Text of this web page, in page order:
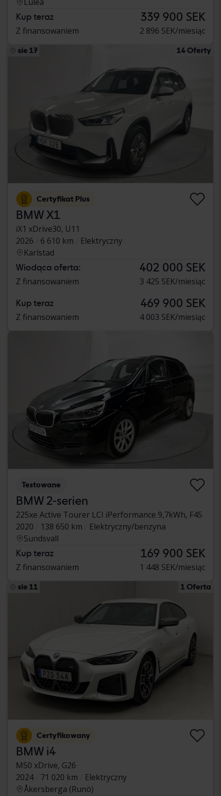
Kup teraz 339 900 SEK
Z finansowaniem 2 896 SEK/miesiąc
sie 17 14 Oferty
Certyfikat Plus
BMW X1
iX1 xDrive30, U11
2026
6 610 km
Elektryczny
Karlstad
Wiodąca oferta: 402 000 SEK
Z finansowaniem 3 425 SEK/miesiąc
Kup teraz 469 900 SEK
Z finansowaniem 4 003 SEK/miesiąc
Testowane
BMW 2-serien
225xe Active Tourer LCI iPerformance 9,7kWh, F45
2020
138 650 km
Elektryczny/benzyna
Sundsvall
Kup teraz 169 900 SEK
Z finansowaniem 1 448 SEK/miesiąc
sie 11 1 Oferta
Certyfikowany
BMW i4
M50 xDrive, G26
2024
71 020 km
Elektryczny
Åkersberga (Runö)